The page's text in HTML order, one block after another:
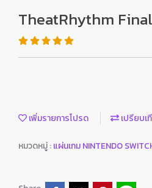
TheatRhythm
เพิ่มรายการโปรด เปรียบเ
หมวดหมู่ :แผ่นเกม NINTENDO